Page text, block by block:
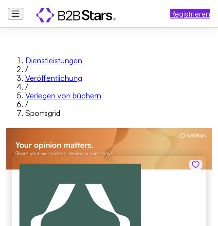
Registrieren
Dienstleistungen
/
Veröffentlichung
/
Verlegen von büchern
/
Sportsgrid